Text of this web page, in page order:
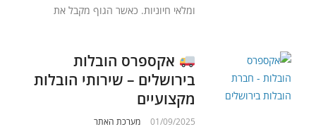
ומלאי חיוניות. כאשר הגוף מקבל את
אקספרס הובלות
בירושלים – שירותי הובלות
מקצועיים
01/09/2025 מערכת האתר